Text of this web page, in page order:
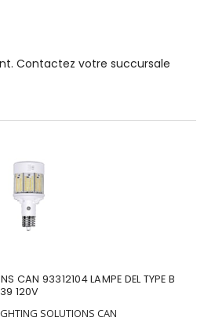
Contactez votre succursale
CAN 93312104 LAMPE DEL TYPE B
120V
SOLUTIONS CAN